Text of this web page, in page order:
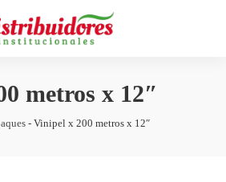
metros x 12″
-Vinipel x 200 metros x 12″